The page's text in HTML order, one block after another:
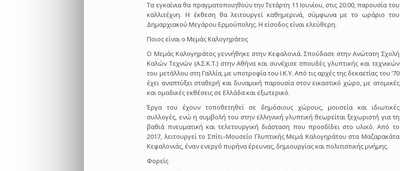
Τα εγκαίνια θα πραγματοποιηθούν την Τετάρτη 11 Ιουνίου, στις 20:00, παρουσία του
καλλιτέχνη. Η έκθεση θα λειτουργεί καθημερινά, σύμφωνα με το ωράριο του
Δημαρχιακού Μεγάρου Ερμούπολης. Η είσοδος είναι ελεύθερη.
Ποιος είναι ο Μεμάς Καλογηράτος
Ο Μεμάς Καλογηράτος γεννήθηκε στην Κεφαλονιά. Σπούδασε στην Ανώτατη Σχολή
Καλών Τεχνών (Α.Σ.Κ.Τ.) στην Αθήνα και συνέχισε σπουδές γλυπτικής και τεχνικών
του μετάλλου στη Γαλλία, με υποτροφία του Ι.Κ.Υ. Από τις αρχές της δεκαετίας του ’70
έχει αναπτύξει σταθερή και δυναμική παρουσία στον εικαστικό χώρο, με ατομικές
και ομαδικές εκθέσεις σε Ελλάδα και εξωτερικό.
Έργα του έχουν τοποθετηθεί σε δημόσιους χώρους, μουσεία και ιδιωτικές
συλλογές, ενώ η συμβολή του στην ελληνική γλυπτική θεωρείται ξεχωριστή για τη
βαθιά πνευματική και τελετουργική διάσταση που προσδίδει στο υλικό. Από το
2017, λειτουργεί το Σπίτι–Μουσείο Γλυπτικής Μεμά Καλογηράτου στα Μαζαρακάτα
Κεφαλονιάς, έναν ενεργό πυρήνα έρευνας, δημιουργίας και πολιτιστικής μνήμης.
Φορείς